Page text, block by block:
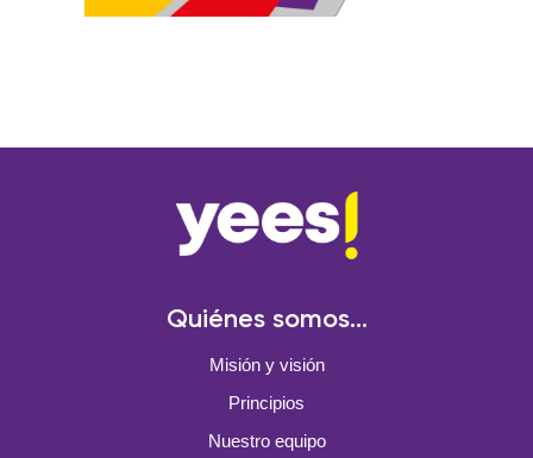
Quiénes somos...
Misión y visión
Principios
Nuestro equipo